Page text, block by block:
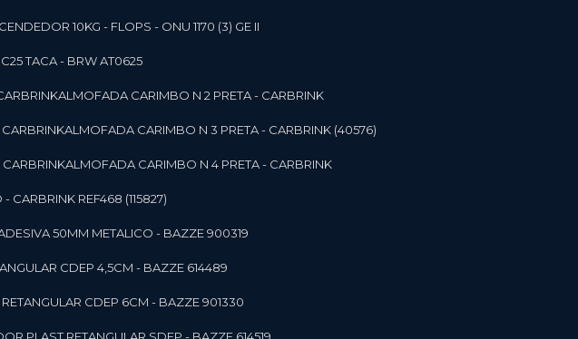
10KG - FLOPS - ONU 1170 (3) GE II
C25 TACA - BRW AT0625
ALMOFADA CARIMBO N 2 PRETA - CARBRINK
ALMOFADA CARIMBO N 3 PRETA - CARBRINK (40576)
CARBRINK ALMOFADA CARIMBO N 4 PRETA - CARBRINK
CARBRINK REF468 (115827)
ADESIVA 50MM METALICO - BAZZE 900319
CDEP 4,5CM - BAZZE 614489
RETANGULAR CDEP 6CM - BAZZE 901330